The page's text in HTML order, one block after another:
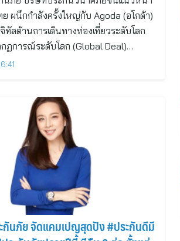
ย ผนึกกำลังครั้งใหญ่กับ Agoda (อโกด้า)
ลด้านการเดินทางท่องเที่ยวระดับโลก
ฏการณ์ระดับโลก (Global Deal)…
กันภัย จัดแคมเปญสุดปัง #ประกันดีมี